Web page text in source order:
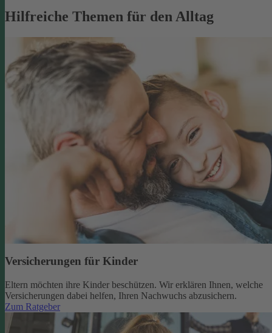
Hilfreiche Themen für den Alltag
Versicherungen für Kinder
Eltern möchten ihre Kinder beschützen. Wir erklären Ihnen, welche
Versicherungen dabei helfen, Ihren Nachwuchs abzusichern.
Zum Ratgeber